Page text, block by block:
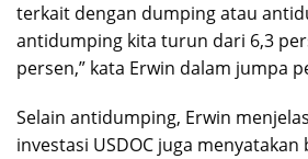
terkait dengan dumping atau
antidumping kita turun dari 6,3
persen,” kata Erwin dalam jumpa
Selain antidumping, Erwin
investasi USDOC juga